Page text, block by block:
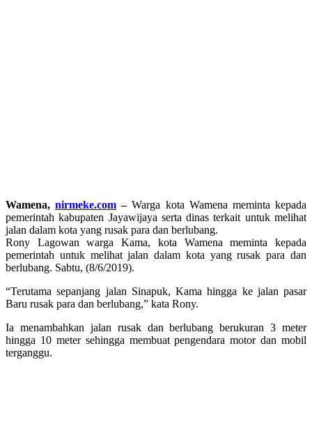
Wamena,nirmeke.com –Warga kota Wamena meminta kepada
pemerintah kabupaten Jayawijaya serta dinas terkait untuk melihat
jalan dalam kota yang rusak para dan berlubang.
Rony Lagowan warga Kama, kota Wamena meminta kepada
pemerintah untuk melihat jalan dalam kota yang rusak para dan
berlubang. Sabtu, (8/6/2019).
“Terutama sepanjang jalan Sinapuk, Kama hingga ke jalan pasar
Baru rusak para dan berlubang,” kata Rony.
Ia menambahkan jalan rusak dan berlubang berukuran 3 meter
hingga 10 meter sehingga membuat pengendara motor dan mobil
terganggu.